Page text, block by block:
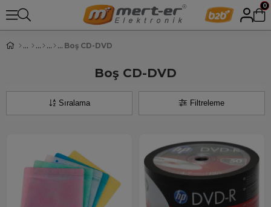
0
Boş CD-DVD
Boş CD-DVD
Filtreleme
Sıralama